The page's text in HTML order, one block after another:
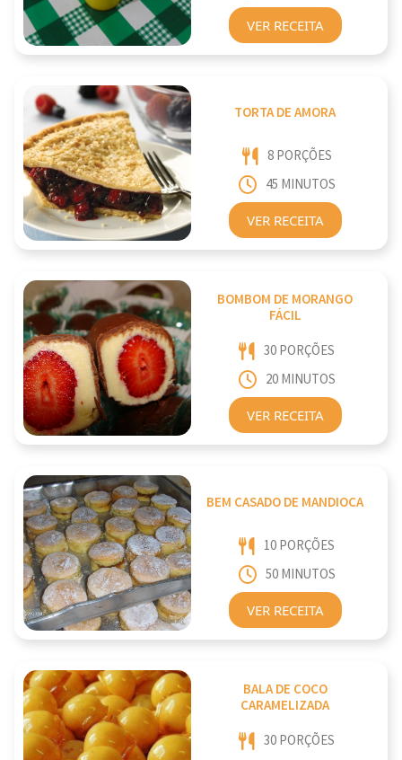
VER RECEITA
TORTA DE AMORA
8 PORÇÕES
45 MINUTOS
VER RECEITA
BOMBOM DE MORANGO
FÁCIL
30 PORÇÕES
20 MINUTOS
VER RECEITA
BEM CASADO DE MANDIOCA
10 PORÇÕES
50 MINUTOS
VER RECEITA
BALA DE COCO
CARAMELIZADA
30 PORÇÕES